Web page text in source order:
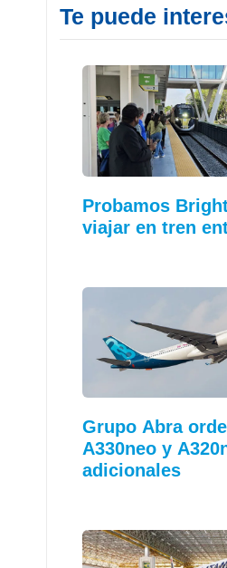
Te puede
Probamos
viajar en tren
Grupo Abra
A330neo y
adicionales